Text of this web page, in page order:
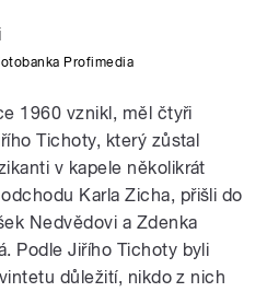
Profimedia
1960 vznikl, měl čtyři
Tichoty, který zůstal
v kapele několikrát
Karla Zicha, přišli do
Nedvědovi a Zdenka
Podle Jiřího Tichoty byli
důležití, nikdo z nich